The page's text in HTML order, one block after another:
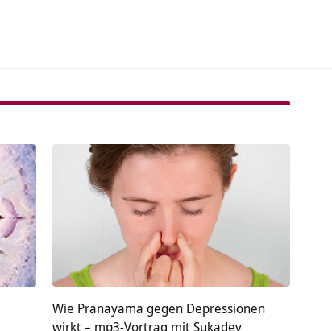
Wie Pranayama gegen Depressionen
wirkt – mp3-Vortrag mit Sukadev